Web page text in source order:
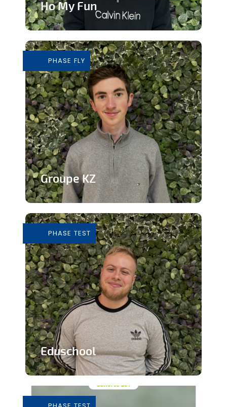
Ho My Fun
inclusive
En savoir plus
PHASE FLY
Groupe KZ
main
En savoir plus
PHASE TEST
Eduschool
de professeurs en secondaire